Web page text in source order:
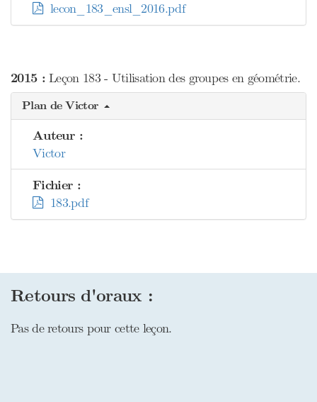
lecon_183_ensl_2016.pdf
2015 :Leçon 183 - Utilisation des groupes en géométrie.
Plan de Victor
Auteur :
Victor
Fichier :
183.pdf
Retours d'oraux :
Pas de retours pour cette leçon.